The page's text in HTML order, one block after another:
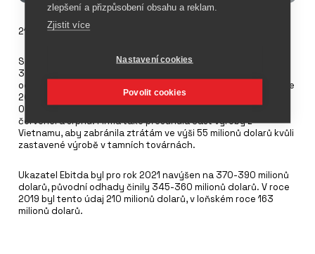
21. prosince 2021
Společnost Callaway Golfočekává za rok 2021 tržby mezi
3,065 miliardami dolarů a 3,095 miliardami dolarů. Původní
odhady hovořily o rozmezí 3,025-3,095 miliardy dolarů. V roce
2019 firma utržila 3,055, o rok později 3,025 miliardy dolarů.
Odhady byly navýšeny díky velmi dobrým výsledkům v
červenci a srpnu. Firma také přesunula část výroby z
Vietnamu, aby zabránila ztrátám ve výši 55 milionů dolarů kvůli
zastavené výrobě v tamních továrnách.
Ukazatel Ebitda byl pro rok 2021 navýšen na 370-390 milionů
dolarů, původní odhady činily 345-360 milionů dolarů. V roce
2019 byl tento údaj 210 milionů dolarů, v loňském roce 163
milionů dolarů.
zlepšení a přizpůsobení obsahu a reklam.
Zjistit více
Nastavení cookies
Povolit cookies